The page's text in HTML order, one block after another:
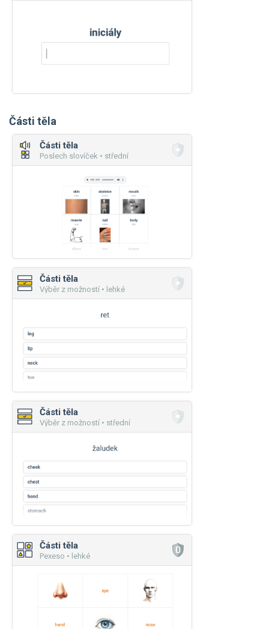
Části těla
Části těla
Poslech slovíček • střední
Části těla
Výběr z možností • lehké
Části těla
Výběr z možností • střední
Části těla
Pexeso • lehké